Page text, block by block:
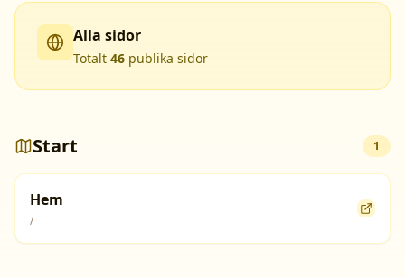
Alla sidor
Totalt 46 publika sidor
Start 1
Hem
/